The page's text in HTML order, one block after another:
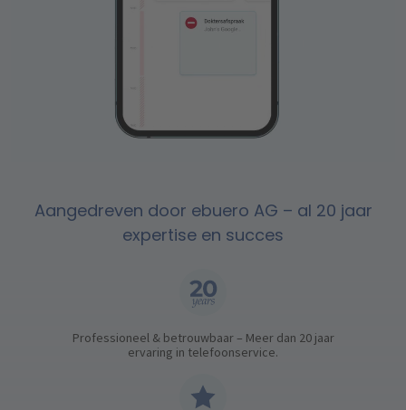
Aangedreven door ebuero AG – al 20 jaar
expertise en succes
Professioneel & betrouwbaar – Meer dan 20 jaar
ervaring in telefoonservice.